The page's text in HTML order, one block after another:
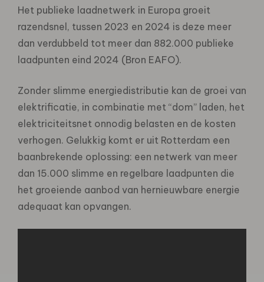
Het publieke laadnetwerk in Europa groeit
razendsnel, tussen 2023 en 2024 is deze meer
dan verdubbeld tot meer dan 882.000 publieke
laadpunten eind 2024 (Bron EAFO).
Zonder slimme energiedistributie kan de groei van
elektrificatie, in combinatie met “dom” laden, het
elektriciteitsnet onnodig belasten en de kosten
verhogen. Gelukkig komt er uit Rotterdam een
baanbrekende oplossing: een netwerk van meer
dan 15.000 slimme en regelbare laadpunten die
het groeiende aanbod van hernieuwbare energie
adequaat kan opvangen.